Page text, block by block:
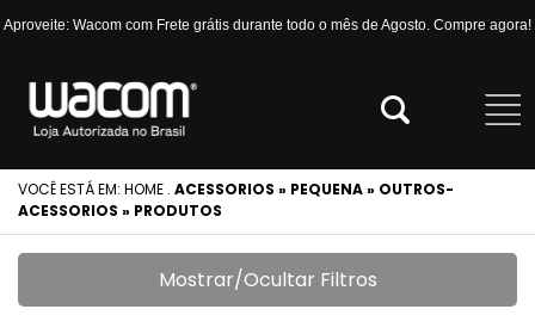
Aproveite: Wacom com Frete grátis durante todo o mês de Agosto. Compre agora!
VOCÊ ESTÁ EM: HOME . ACESSORIOS » PEQUENA » OUTROS-
ACESSORIOS » PRODUTOS
Mostrar/Ocultar Filtros